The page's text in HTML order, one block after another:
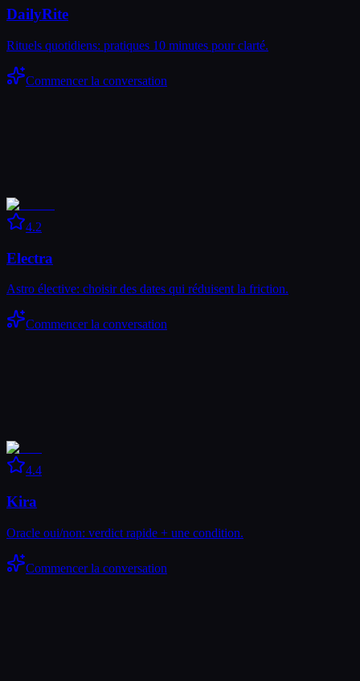
DailyRite
Rituels quotidiens: pratiques 10 minutes pour clarté.
Commencer la conversation
4.2
Electra
Astro élective: choisir des dates qui réduisent la friction.
Commencer la conversation
4.4
Kira
Oracle oui/non: verdict rapide + une condition.
Commencer la conversation